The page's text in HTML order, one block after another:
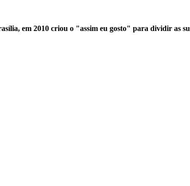
em 2010 criou o "assim eu gosto" para dividir as